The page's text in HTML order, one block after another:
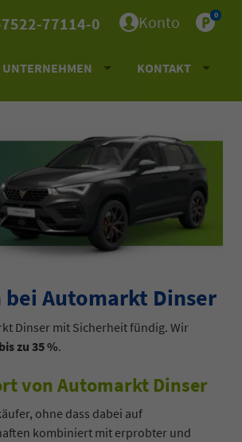
77114-0 Konto 0
UNTERNEHMEN KONTAKT
bei Automarkt Dinser
Dinser mit Sicherheit fündig. Wir
zu 35 %.
von Automarkt Dinser
ohne dass dabei auf
kombiniert mit erprobter und